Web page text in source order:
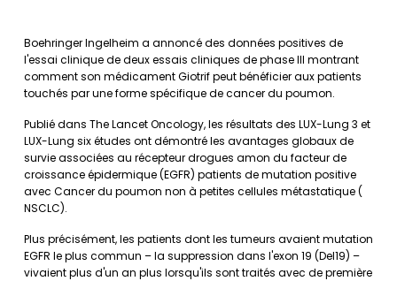
Boehringer Ingelheim a annoncé des données positives de
l'essai clinique de deux essais cliniques de phase III montrant
comment son médicament Giotrif peut bénéficier aux patients
touchés par une forme spécifique de cancer du poumon.
Publié dans The Lancet Oncology, les résultats des LUX-Lung 3 et
LUX-Lung six études ont démontré les avantages globaux de
survie associées au récepteur drogues amon du facteur de
croissance épidermique (EGFR) patients de mutation positive
avec Cancer du poumon non à petites cellules métastatique (
NSCLC).
Plus précisément, les patients dont les tumeurs avaient mutation
EGFR le plus commun – la suppression dans l'exon 19 (Del19) –
vivaient plus d'un an plus lorsqu'ils sont traités avec de première